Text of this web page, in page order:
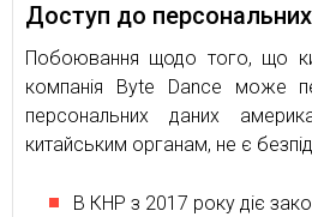
Доступ до
Побоювання щодо того, що
компанія Byte Dance може
персональних даних
китайським органам, не є
В КНР з 2017 року діє